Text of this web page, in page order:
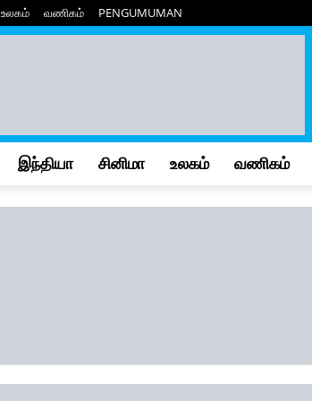
உலகம் வணிகம் PENGUMUMAN
இந்தியா சினிமா உலகம் வணிகம்